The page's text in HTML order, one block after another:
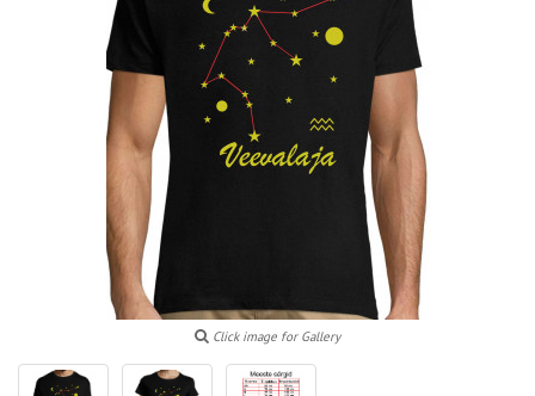
Click image for Gallery